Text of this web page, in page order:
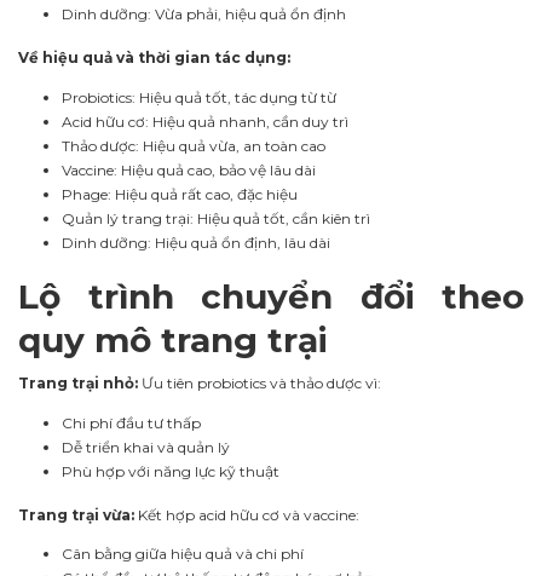
Dinh dưỡng: Vừa phải, hiệu quả ổn định
Về hiệu quả và thời gian tác dụng:
Probiotics: Hiệu quả tốt, tác dụng từ từ
Acid hữu cơ: Hiệu quả nhanh, cần duy trì
Thảo dược: Hiệu quả vừa, an toàn cao
Vaccine: Hiệu quả cao, bảo vệ lâu dài
Phage: Hiệu quả rất cao, đặc hiệu
Quản lý trang trại: Hiệu quả tốt, cần kiên trì
Dinh dưỡng: Hiệu quả ổn định, lâu dài
Lộ trình chuyển đổi theo
quy mô trang trại
Trang trại nhỏ: Ưu tiên probiotics và thảo dược vì:
Chi phí đầu tư thấp
Dễ triển khai và quản lý
Phù hợp với năng lực kỹ thuật
Trang trại vừa: Kết hợp acid hữu cơ và vaccine:
Cân bằng giữa hiệu quả và chi phí